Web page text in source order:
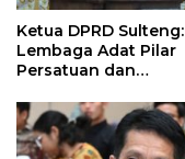
Ketua DPRD Sulteng:
Lembaga Adat Pilar
Persatuan dan